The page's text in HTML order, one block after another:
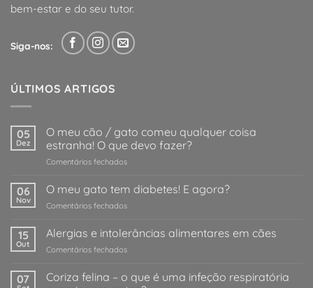
bem-estar e do seu tutor.
Siga-nos:
ÚLTIMOS ARTIGOS
05
Dez
O meu cão / gato comeu qualquer coisa
estranha! O que devo fazer?
Comentários fechadosem
meu
cão
/
comeu
coisa
O
06
Nov
O meu gato tem diabetes! E agora?
Comentários fechadosem
meu
gato
tem
E
15
Out
Alergias e intolerâncias alimentares em cães
Comentários fechadosem
intolerâncias
07
Coriza felina – o que é uma infeção respiratória